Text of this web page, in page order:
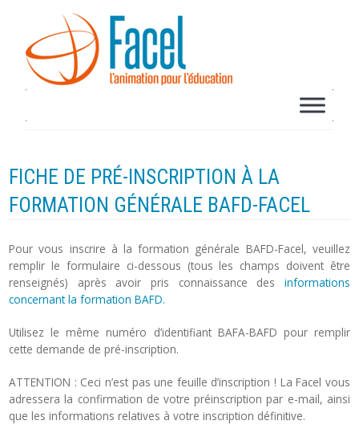
FICHE DE PRÉ-INSCRIPTION À LA
FORMATION GÉNÉRALE BAFD-FACEL
Pour vous inscrire à la formation générale BAFD-Facel, veuillez
remplir le formulaire ci-dessous (tous les champs doivent être
renseignés) après avoir pris connaissance des informations
concernant la formation BAFD.
Utilisez le même numéro d’identifiant BAFA-BAFD pour remplir
cette demande de pré-inscription.
ATTENTION : Ceci n’est pas une feuille d’inscription ! La Facel vous
adressera la confirmation de votre préinscription par e-mail, ainsi
que les informations relatives à votre inscription définitive.